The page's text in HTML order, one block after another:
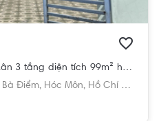
Nhà phố Đường Ấp Trung Lân 3 tầng diện tích 99m² hướng tây bắc pháp lý sổ hồng.
Bà Điểm, Hóc Môn, Hồ Chí Minh